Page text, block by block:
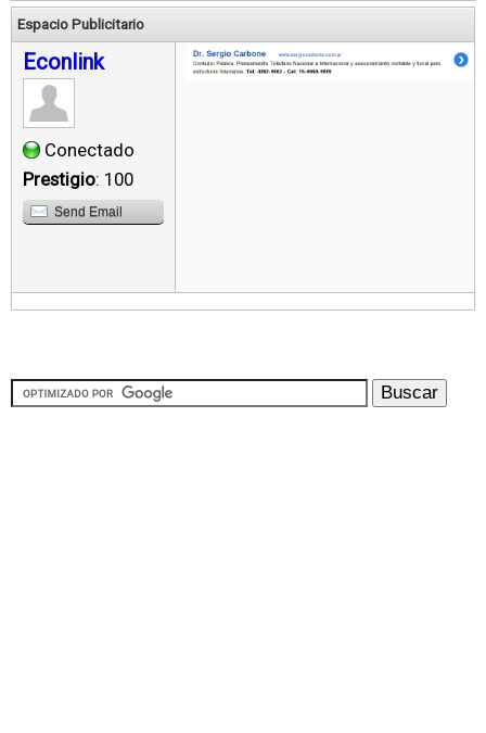
Espacio Publicitario
Econlink
Conectado
Prestigio: 100
Send Email